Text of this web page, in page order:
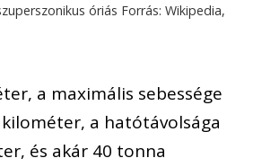
óriás Forrás: Wikipedia,
a maximális sebessége
a hatótávolsága
és akár 40 tonna